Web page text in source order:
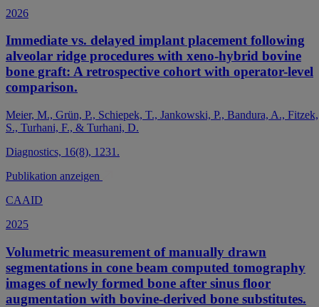
2026
Immediate vs. delayed implant placement following
alveolar ridge procedures with xeno-hybrid bovine
bone graft: A retrospective cohort with operator-level
comparison.
Meier, M., Grün, P., Schiepek, T., Jankowski, P., Bandura, A., Fitzek,
S., Turhani, F., & Turhani, D.
Diagnostics, 16(8), 1231.
Publikation anzeigen
CAAID
2025
Volumetric measurement of manually drawn
segmentations in cone beam computed tomography
images of newly formed bone after sinus floor
augmentation with bovine-derived bone substitutes.